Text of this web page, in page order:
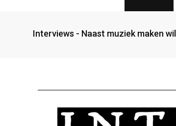
Interviews - Naast muziek maken